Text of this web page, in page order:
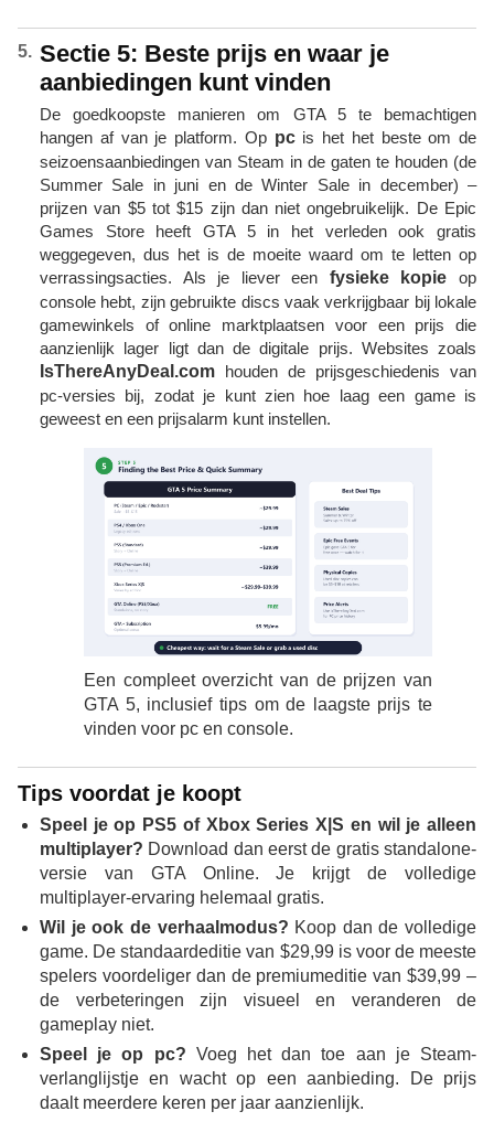
Sectie 5: Beste prijs en waar je
aanbiedingen kunt vinden
De goedkoopste manieren om GTA 5 te bemachtigen
hangen af ​​van je platform. Op pcis het het beste om de
seizoensaanbiedingen van Steam in de gaten te houden (de
Summer Sale in juni en de Winter Sale in december) –
prijzen van $5 tot $15 zijn dan niet ongebruikelijk. De Epic
Games Store heeft GTA 5 in het verleden ook gratis
weggegeven, dus het is de moeite waard om te letten op
verrassingsacties. Als je liever een fysieke kopie op
console hebt, zijn gebruikte discs vaak verkrijgbaar bij lokale
gamewinkels of online marktplaatsen voor een prijs die
aanzienlijk lager ligt dan de digitale prijs. Websites zoals
IsThereAnyDeal.com houden de prijsgeschiedenis van
pc-versies bij, zodat je kunt zien hoe laag een game is
geweest en een prijsalarm kunt instellen.
Een compleet overzicht van de prijzen van
GTA 5, inclusief tips om de laagste prijs te
vinden voor pc en console.
Tips voordat je koopt
Speel je op PS5 of Xbox Series X|S en wil je alleen
multiplayer? Download dan eerst de gratis standalone-
versie van GTA Online. Je krijgt de volledige
multiplayer-ervaring helemaal gratis.
Wil je ook de verhaalmodus? Koop dan de volledige
game. De standaardeditie van $29,99 is voor de meeste
spelers voordeliger dan de premiumeditie van $39,99 –
de verbeteringen zijn visueel en veranderen de
gameplay niet.
Speel je op pc? Voeg het dan toe aan je Steam-
verlanglijstje en wacht op een aanbieding. De prijs
daalt meerdere keren per jaar aanzienlijk.